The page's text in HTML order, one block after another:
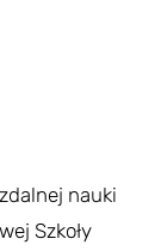
nauki
Szkoły